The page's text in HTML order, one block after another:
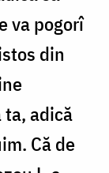
va pogorî
din
adică
Că de